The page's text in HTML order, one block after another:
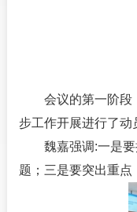
会议的第一阶段
步工作开展进行了动
魏嘉强调:一是
题；三是要突出重点